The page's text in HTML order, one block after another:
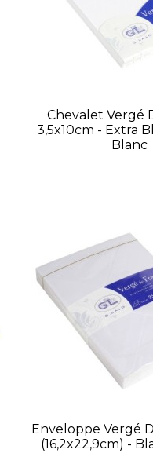
Chevalet Vergé
3,5x10cm - Extra
Blanc
Enveloppe Vergé
(16,2x22,9cm) -